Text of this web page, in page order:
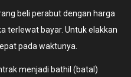
beli perabut dengan harga
terlewat bayar. Untuk elakkan
pada waktunya.
menjadi bathil (batal)